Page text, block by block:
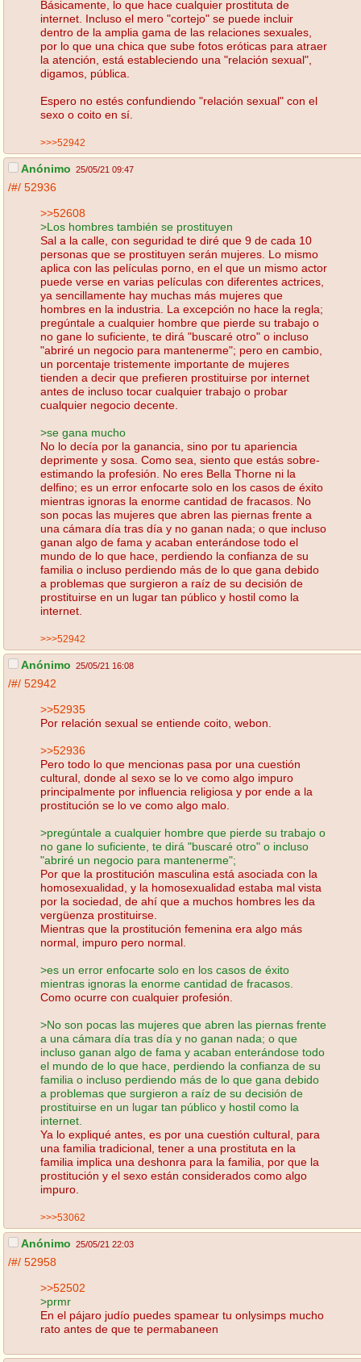
Básicamente, lo que hace cualquier prostituta de
internet. Incluso el mero "cortejo" se puede incluir
dentro de la amplia gama de las relaciones sexuales,
por lo que una chica que sube fotos eróticas para atraer
la atención, está estableciendo una "relación sexual",
digamos, pública.
Espero no estés confundiendo "relación sexual" con el
sexo o coito en sí.
>>>52942
Anónimo 25/05/21 09:47
/#/ 52936
>>52608
>Los hombres también se prostituyen
Sal a la calle, con seguridad te diré que 9 de cada 10
personas que se prostituyen serán mujeres. Lo mismo
aplica con las películas porno, en el que un mismo actor
puede verse en varias películas con diferentes actrices,
ya sencillamente hay muchas más mujeres que
hombres en la industria. La excepción no hace la regla;
pregúntale a cualquier hombre que pierde su trabajo o
no gane lo suficiente, te dirá "buscaré otro" o incluso
"abriré un negocio para mantenerme"; pero en cambio,
un porcentaje tristemente importante de mujeres
tienden a decir que prefieren prostituirse por internet
antes de incluso tocar cualquier trabajo o probar
cualquier negocio decente.
>se gana mucho
No lo decía por la ganancia, sino por tu apariencia
deprimente y sosa. Como sea, siento que estás sobre-
estimando la profesión. No eres Bella Thorne ni la
delfino; es un error enfocarte solo en los casos de éxito
mientras ignoras la enorme cantidad de fracasos. No
son pocas las mujeres que abren las piernas frente a
una cámara día tras día y no ganan nada; o que incluso
ganan algo de fama y acaban enterándose todo el
mundo de lo que hace, perdiendo la confianza de su
familia o incluso perdiendo más de lo que gana debido
a problemas que surgieron a raíz de su decisión de
prostituirse en un lugar tan público y hostil como la
internet.
>>>52942
Anónimo 25/05/21 16:08
/#/ 52942
>>52935
Por relación sexual se entiende coito, webon.
>>52936
Pero todo lo que mencionas pasa por una cuestión
cultural, donde al sexo se lo ve como algo impuro
principalmente por influencia religiosa y por ende a la
prostitución se lo ve como algo malo.
>pregúntale a cualquier hombre que pierde su trabajo o
no gane lo suficiente, te dirá "buscaré otro" o incluso
"abriré un negocio para mantenerme";
Por que la prostitución masculina está asociada con la
homosexualidad, y la homosexualidad estaba mal vista
por la sociedad, de ahí que a muchos hombres les da
vergüenza prostituirse.
Mientras que la prostitución femenina era algo más
normal, impuro pero normal.
>es un error enfocarte solo en los casos de éxito
mientras ignoras la enorme cantidad de fracasos.
Como ocurre con cualquier profesión.
>No son pocas las mujeres que abren las piernas frente
a una cámara día tras día y no ganan nada; o que
incluso ganan algo de fama y acaban enterándose todo
el mundo de lo que hace, perdiendo la confianza de su
familia o incluso perdiendo más de lo que gana debido
a problemas que surgieron a raíz de su decisión de
prostituirse en un lugar tan público y hostil como la
internet.
Ya lo expliqué antes, es por una cuestión cultural, para
una familia tradicional, tener a una prostituta en la
familia implica una deshonra para la familia, por que la
prostitución y el sexo están considerados como algo
impuro.
>>>53062
Anónimo 25/05/21 22:03
/#/ 52958
>>52502
>prmr
En el pájaro judío puedes spamear tu onlysimps mucho
rato antes de que te permabaneen